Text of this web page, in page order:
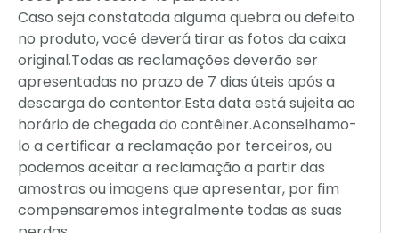
Caso seja constatada alguma quebra ou defeito
no produto, você deverá tirar as fotos da caixa
original.Todas as reclamações deverão ser
apresentadas no prazo de 7 dias úteis após a
descarga do contentor.Esta data está sujeita ao
horário de chegada do contêiner.Aconselhamo-
lo a certificar a reclamação por terceiros, ou
podemos aceitar a reclamação a partir das
amostras ou imagens que apresentar, por fim
compensaremos integralmente todas as suas